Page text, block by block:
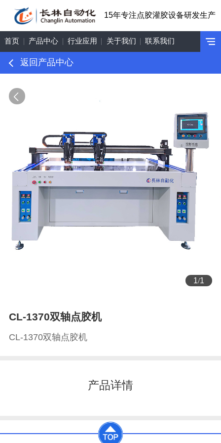
15年专注点胶灌胶设备研发生产
首页 产品中心 行业应用 关于我们 联系我们
返回产品中心
1/1
CL-1370双轴点胶机
CL-1370双轴点胶机
产品详情